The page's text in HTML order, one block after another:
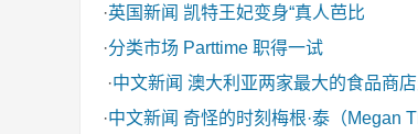
·英国新闻 凯特王妃变身“真人芭比
·分类市场 Parttime 职得一试
·中文新闻 澳大利亚两家最大的食品商
·中文新闻 奇怪的时刻梅根·泰（Megan